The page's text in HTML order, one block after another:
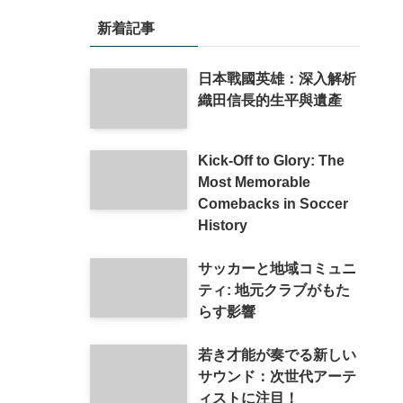
新着記事
日本戰國英雄：深入解析
織田信長的生平與遺產
Kick-Off to Glory: The
Most Memorable
Comebacks in Soccer
History
サッカーと地域コミュニ
ティ: 地元クラブがもた
らす影響
若き才能が奏でる新しい
サウンド：次世代アーテ
ィストに注目！